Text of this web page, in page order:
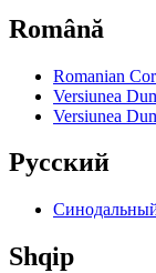
Română
Romanian
Versiunea
Versiunea
Pyccкий
Shqip